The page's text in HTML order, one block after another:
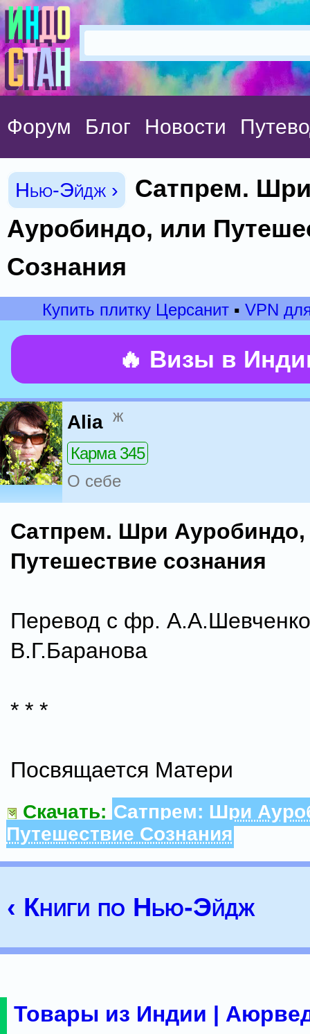
Форум Блог Новости
Нью-Эйдж ›
Сатпрем.
Ауробиндо, или
Сознания
Купить плитку Церсанит▪ VPN
🔥 Визы в
Alia ж
Карма 345
О себе
Сатпрем. Шри Ауробиндо,
Путешествие сознания
Перевод с фр.
В.Г.Баранова
* * *
Посвящается Матери
Скачать: Сатпрем: Шри
Путешествие Сознания
‹ Книги по Нью-Эйдж
Товары из Индии |